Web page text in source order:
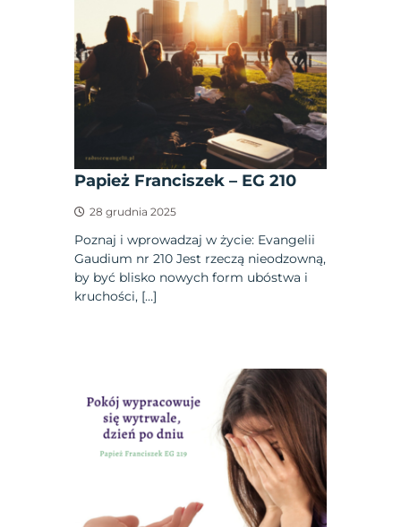
Papież Franciszek – EG 210
28 grudnia 2025
Poznaj i wprowadzaj w życie: Evangelii
Gaudium nr 210 Jest rzeczą nieodzowną,
by być blisko nowych form ubóstwa i
kruchości, […]